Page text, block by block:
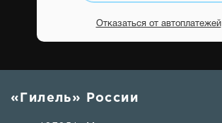
Отказаться от автоплатежей
«Гилель» России